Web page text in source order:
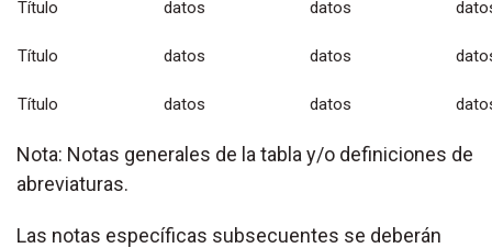
Título datos datos
Título datos datos
Título datos datos
Nota: Notas generales de la tabla y/o definiciones de
abreviaturas.
Las notas específicas subsecuentes se deberán